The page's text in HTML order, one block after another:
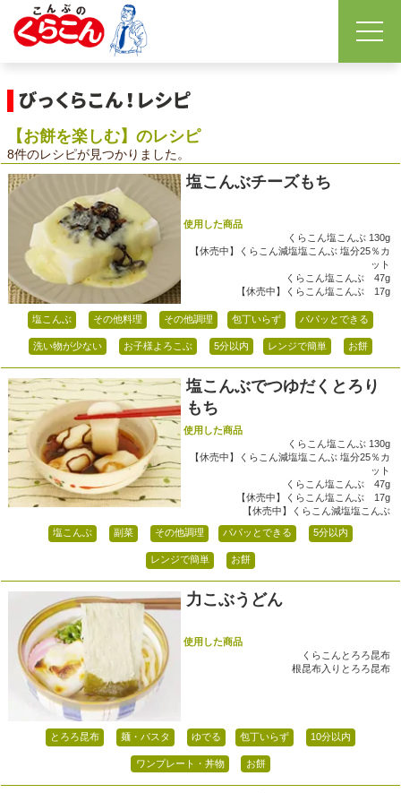
【お餅を楽しむ】のレシピ
8件のレシピが見つかりました。
塩こんぶチーズもち
使用した商品
くらこん塩こんぶ 130g
【休売中】くらこん減塩塩こんぶ 塩分25％カ
ット
くらこん塩こんぶ 47g
【休売中】くらこん塩こんぶ 17g
塩こんぶ その他料理 その他調理 包丁いらず パパッとできる
洗い物が少ない お子様よろこぶ 5分以内 レンジで簡単 お餅
塩こんぶでつゆだくとろり
もち
使用した商品
くらこん塩こんぶ 130g
【休売中】くらこん減塩塩こんぶ 塩分25％カ
ット
くらこん塩こんぶ 47g
【休売中】くらこん塩こんぶ 17g
【休売中】くらこん減塩塩こんぶ
塩こんぶ 副菜 その他調理 パパッとできる 5分以内
レンジで簡単 お餅
力こぶうどん
使用した商品
くらこんとろろ昆布
根昆布入りとろろ昆布
とろろ昆布 麺・パスタ ゆでる 包丁いらず 10分以内
ワンプレート・丼物 お餅